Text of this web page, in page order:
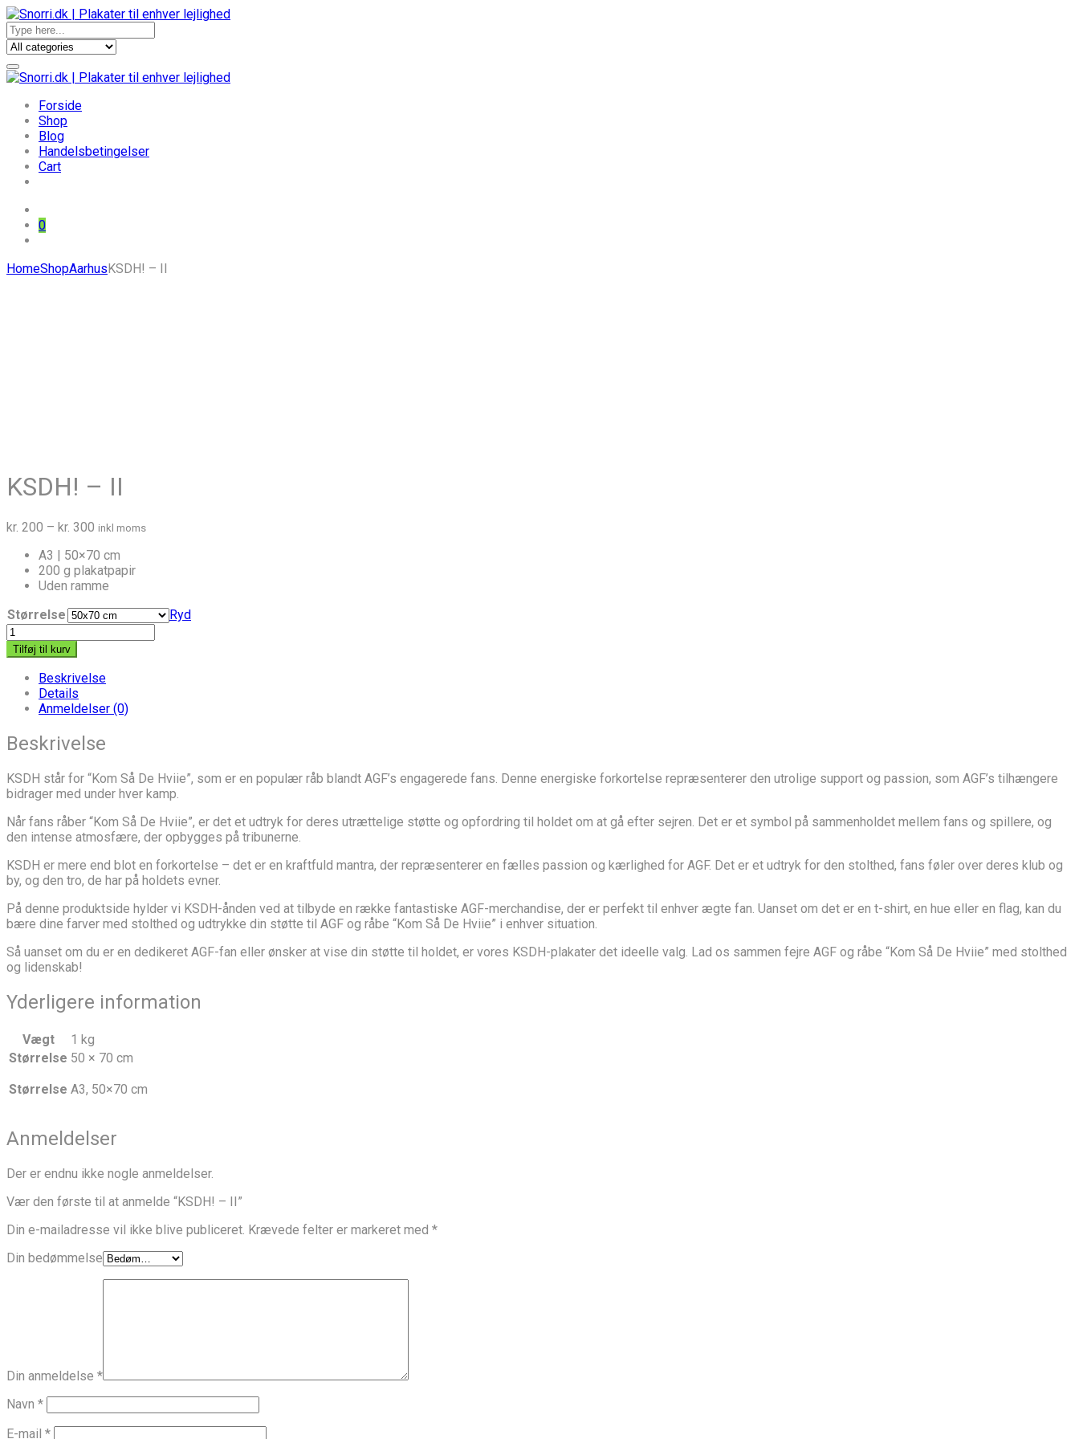
Forside
Shop
Blog
Handelsbetingelser
Cart
0
Skip
HomeShopAarhusKSDH! – II
KSDH! – II
kr. 200 – kr. 300 Prisinterval:
til
kr. 300
inkl moms
A3 | 50×70 cm
200 g plakatpapir
Uden ramme
Størrelse
Ryd
KSDH!
-
II
antal
Tilføj til kurv
Beskrivelse
Details
Anmeldelser (0)
Beskrivelse
KSDH står for “Kom Så De Hviie”, som er en populær råb blandt AGF’s engagerede fans. Denne energiske forkortelse repræsenterer den utrolige support og passion, som AGF’s tilhængere
bidrager med under hver kamp.
Når fans råber “Kom Så De Hviie”, er det et udtryk for deres utrættelige støtte og opfordring til holdet om at gå efter sejren. Det er et symbol på sammenholdet mellem fans og spillere, og
den intense atmosfære, der opbygges på tribunerne.
KSDH er mere end blot en forkortelse – det er en kraftfuld mantra, der repræsenterer en fælles passion og kærlighed for AGF. Det er et udtryk for den stolthed, fans føler over deres klub og
by, og den tro, de har på holdets evner.
På denne produktside hylder vi KSDH-ånden ved at tilbyde en række fantastiske AGF-merchandise, der er perfekt til enhver ægte fan. Uanset om det er en t-shirt, en hue eller en flag, kan du
bære dine farver med stolthed og udtrykke din støtte til AGF og råbe “Kom Så De Hviie” i enhver situation.
Så uanset om du er en dedikeret AGF-fan eller ønsker at vise din støtte til holdet, er vores KSDH-plakater det ideelle valg. Lad os sammen fejre AGF og råbe “Kom Så De Hviie” med stolthed
og lidenskab!
Yderligere information
Vægt
1 kg
Størrelse 50 × 70 cm
Størrelse A3, 50×70 cm
Anmeldelser
Der er endnu ikke nogle anmeldelser.
Vær den første til at anmelde “KSDH! – II”
Din e-mailadresse vil ikke blive publiceret. Krævede felter er markeret med *
Din bedømmelse
Din anmeldelse *
Navn *
E-mail *